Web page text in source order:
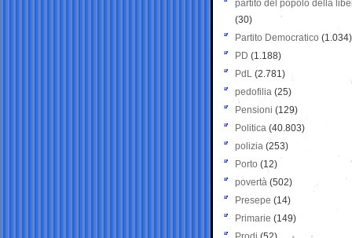
partito del popolo della
(30)
Partito Democratico (1.034)
PD (1.188)
PdL (2.781)
pedofilia (25)
Pensioni (129)
Politica (40.803)
polizia (253)
Porto (12)
povertà (502)
Presepe (14)
Primarie (149)